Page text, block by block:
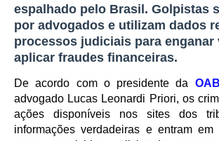
espalhado pelo Brasil. Golpistas
por advogados e utilizam dados
processos judiciais para enganar
aplicar fraudes financeiras.
De acordo com o presidente da
advogado Lucas Leonardi Priori, os
ações disponíveis nos sites dos
informações verdadeiras e entram